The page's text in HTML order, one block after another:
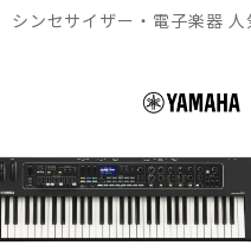
シンセサイザー・電子楽器 人